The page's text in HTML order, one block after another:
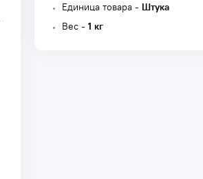
Единица товара - Штука
Вес - 1 кг